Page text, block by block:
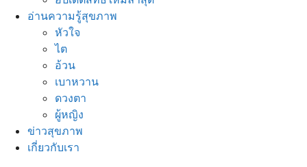
อ่านความรู้สุขภาพ
หัวใจ
ไต
อ้วน
เบาหวาน
ดวงตา
ผู้หญิง
ข่าวสุขภาพ
เกี่ยวกับเรา